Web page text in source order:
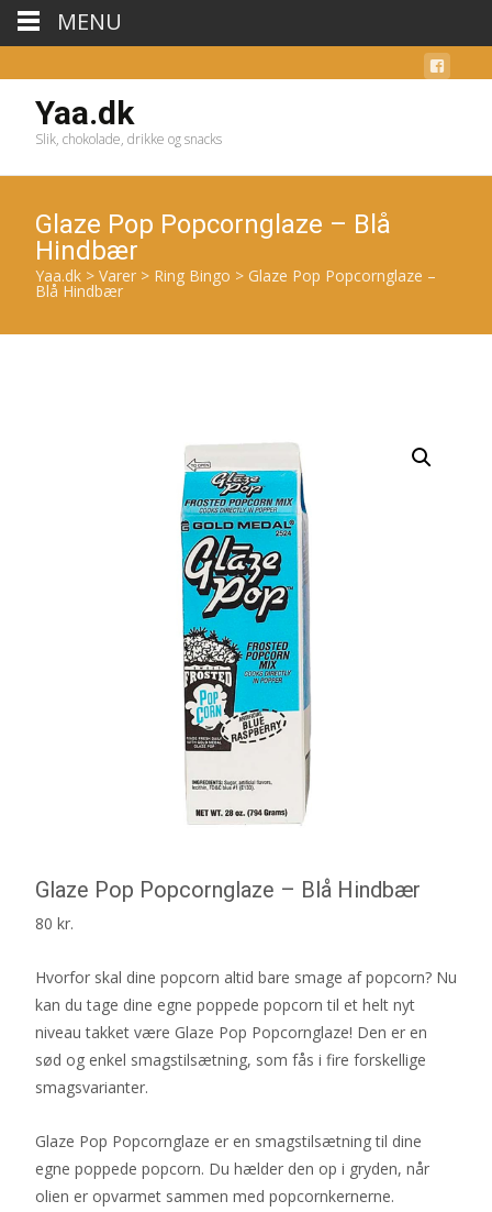
Yaa.dk
Slik, chokolade, drikke og snacks
Glaze Pop Popcornglaze – Blå
Hindbær
Yaa.dk > Varer > Ring Bingo > Glaze Pop Popcornglaze –
Blå Hindbær
Glaze Pop Popcornglaze – Blå Hindbær
80 kr.
Hvorfor skal dine popcorn altid bare smage af popcorn? Nu
kan du tage dine egne poppede popcorn til et helt nyt
niveau takket være Glaze Pop Popcornglaze! Den er en
sød og enkel smagstilsætning, som fås i fire forskellige
smagsvarianter.
Glaze Pop Popcornglaze er en smagstilsætning til dine
egne poppede popcorn. Du hælder den op i gryden, når
olien er opvarmet sammen med popcornkernerne.
MENU